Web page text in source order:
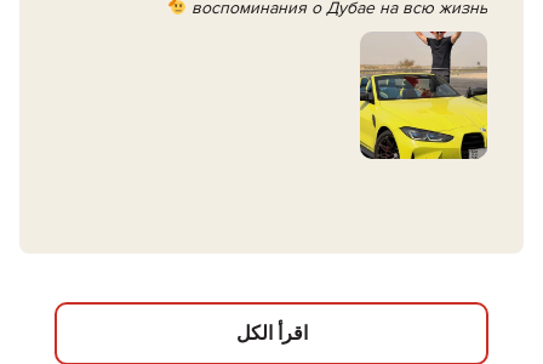
воспоминания о Дубае на всю жизнь
اقرأ الكل